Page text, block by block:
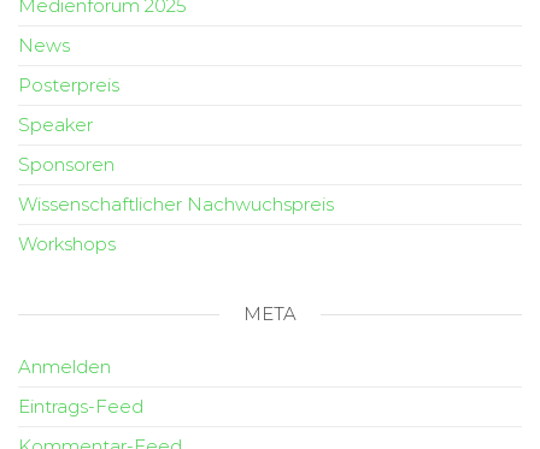
Medienforum 2025
News
Posterpreis
Speaker
Sponsoren
Wissenschaftlicher Nachwuchspreis
Workshops
META
Anmelden
Eintrags-Feed